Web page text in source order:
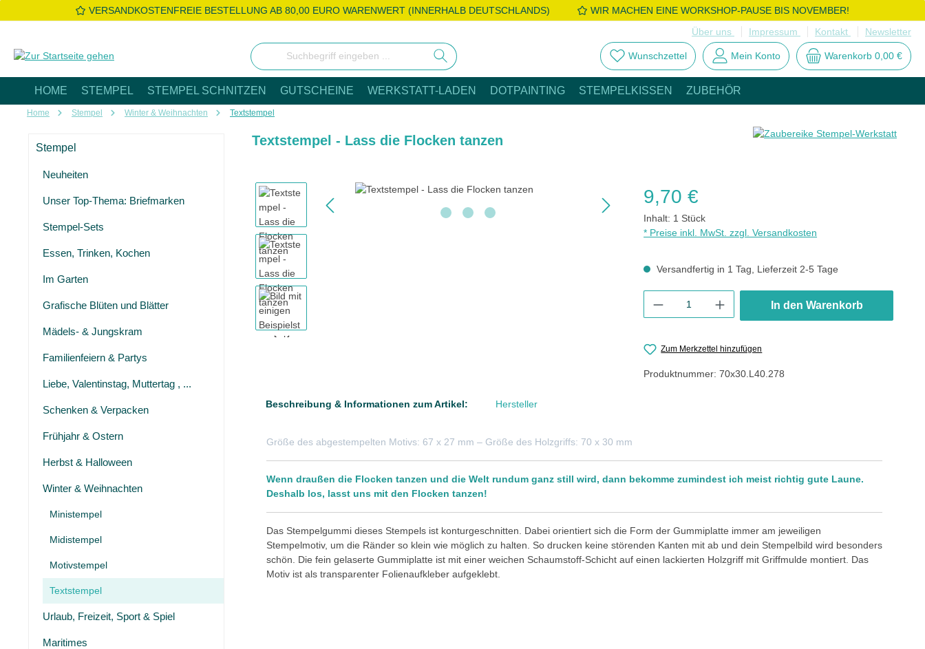
Hauptinhalt springen
Zur Suche springen
Zur Hauptnavigation springenVERSANDKOSTENFREIE BESTELLUNG AB 80,00 EURO WARENWERT (INNERHALB DEUTSCHLANDS)
WIR MACHEN EINE WORKSHOP-PAUSE BIS NOVEMBER!
Über uns
Impressum Kontakt Newsletter
Wunschzettel Mein Konto Warenkorb 0,00 €
HOME STEMPEL STEMPEL SCHNITZEN GUTSCHEINE WERKSTATT-LADEN DOTPAINTING STEMPELKISSEN ZUBEHÖR
Home Stempel Winter & Weihnachten Textstempel
Stempel
Neuheiten
Unser Top-Thema: Briefmarken
Stempel-Sets
Essen, Trinken, Kochen
Im Garten
Grafische Blüten und Blätter
Mädels- & Jungskram
Familienfeiern & Partys
Liebe, Valentinstag, Muttertag , ...
Schenken & Verpacken
Frühjahr & Ostern
Herbst & Halloween
Winter & Weihnachten
Ministempel
Midistempel
Motivstempel
Textstempel
Urlaub, Freizeit, Sport & Spiel
Maritimes
Textstempel - Lass die Flocken tanzen
Bildergalerie überspringen Regulärer Preis:
9,70 €
Inhalt: 1 Stück
* Preise inkl. MwSt. zzgl. Versandkosten
Versandfertig in 1 Tag, Lieferzeit 2-5 Tage
In den Warenkorb
Zum Merkzettel hinzufügen
Produktnummer:70x30.L40.278
Beschreibung & Informationen zum Artikel: Hersteller
Größe des abgestempelten Motivs: 67 x 27 mm – Größe des Holzgriffs: 70 x 30 mm
Wenn draußen die Flocken tanzen und die Welt rundum ganz still wird, dann bekomme zumindest ich meist richtig gute Laune.
Deshalb los, lasst uns mit den Flocken tanzen!
Das Stempelgummi dieses Stempels ist konturgeschnitten. Dabei orientiert sich die Form der Gummiplatte immer am jeweiligen
Stempelmotiv, um die Ränder so klein wie möglich zu halten. So drucken keine störenden Kanten mit ab und dein Stempelbild wird besonders
schön. Die fein gelaserte Gummiplatte ist mit einer weichen Schaumstoff-Schicht auf einen lackierten Holzgriff mit Griffmulde montiert. Das
Motiv ist als transparenter Folienaufkleber aufgeklebt.